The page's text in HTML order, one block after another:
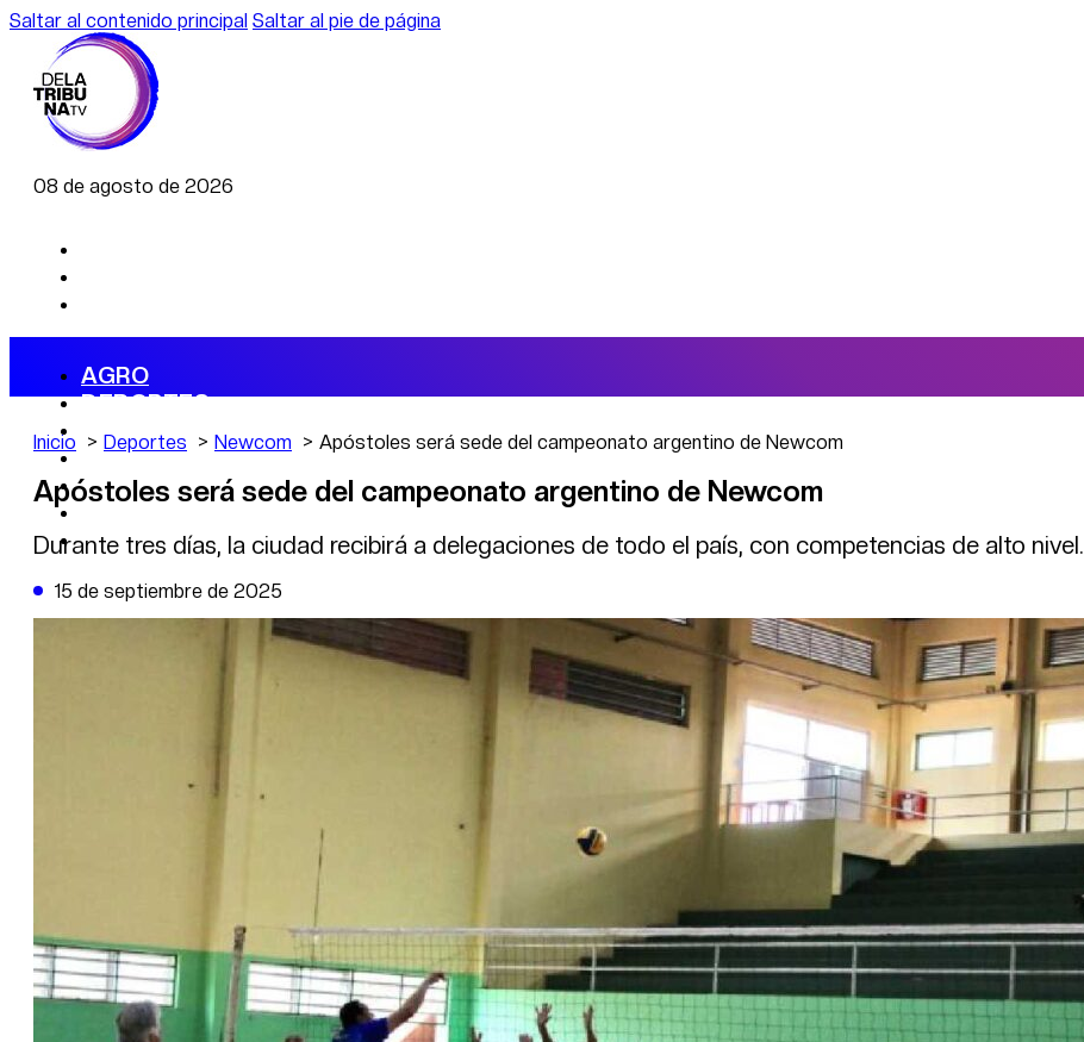
Saltar al contenido principal Saltar al pie de página
08 de agosto de 2026
AGRO
DEPORTES
ECONOMÍA
POLÍTICA
CAMBIO CLIMÁTICO
DE LA TRIBUNA TV
Inicio Deportes Newcom Apóstoles será sede del campeonato argentino de Newcom
Apóstoles será sede del campeonato argentino de Newcom
Durante tres días, la ciudad recibirá a delegaciones de todo el país, con competencias de alto nivel.
15 de septiembre de 2025